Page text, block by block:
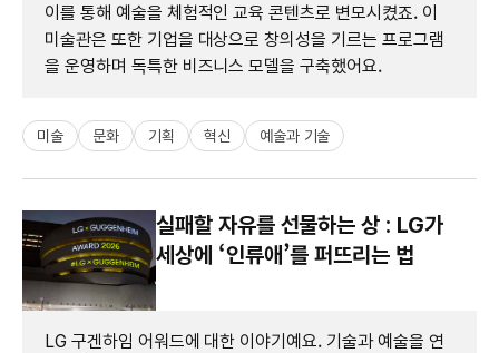
이를 통해 예술을 체험적인 교육 콘텐츠로 변모시켰죠. 이
미술관은 또한 기업을 대상으로 창의성을 기르는 프로그램
을 운영하며 독특한 비즈니스 모델을 구축했어요.
미술 문화 기획 혁신 예술과 기술
실패할 자유를 선물하는 상 : LG가
세상에 ‘인류애’를 퍼뜨리는 법
LG 구겐하임 어워드에 대한 이야기예요. 기술과 예술을 연